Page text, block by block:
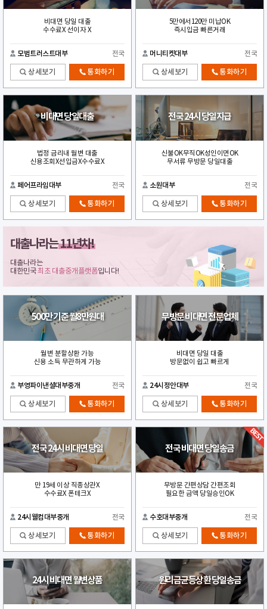
비대면 당일 대출
수수료X 선이자 X
모범트러스트대부 전국
상세보기 통화하기
5만에서120만 미납OK
즉시입금 빠른거래
머니티켓대부 전국
상세보기 통화하기
비대면 당일대출
법정 금리내 월변 대출
신용조회X선입금X수수료X
페어프라임대부 전국
상세보기 통화하기
전국 24시 당일지급
신불OK무직OK성인이면OK
무서류 무방문 당일대출
소원대부 전국
상세보기 통화하기
대출나라는11년차!
대출나라는
대한민국최초 대출중개플랫폼입니다!
500만 기준 월8만원대
월변 분할상환 가능
신용 소득 무관하게 가능
부영파이낸셜대부중개 전국
상세보기 통화하기
무방문 비대면 전문업체
비대면 당일 대출
방문없이 쉽고 빠르게
24시정안대부 전국
상세보기 통화하기
전국 24시 비대면 당일
만 19세 이상 직종상관X
수수료X 폰테크X
24시웰컴대부중개 전국
상세보기 통화하기
전국 비대면 당일송금
무방문 간편상담 간편조회
필요한 금액 당일승인OK
수호대부중개 전국
상세보기 통화하기
24시 비대면 월변상품 원리금균등상환 당일송금